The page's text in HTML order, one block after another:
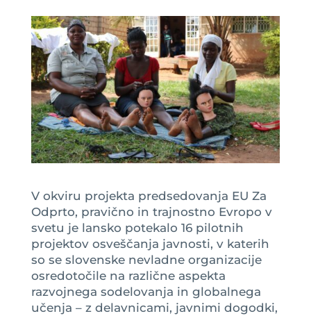
V okviru projekta predsedovanja EU Za
Odprto, pravično in trajnostno Evropo v
svetu je lansko potekalo 16 pilotnih
projektov osveščanja javnosti, v katerih
so se slovenske nevladne organizacije
osredotočile na različne aspekta
razvojnega sodelovanja in globalnega
učenja – z delavnicami, javnimi dogodki,